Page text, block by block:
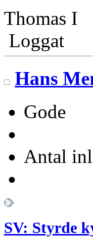
Thomas I
Loggat
Hans
Gode
Antal
SV: Styrde